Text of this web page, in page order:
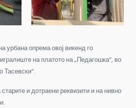
урбана опрема овој викенд го
на платото на „Педагошка“, во
Тасевски“.
и дотраени реквизити и на нивно